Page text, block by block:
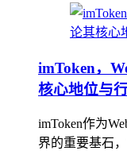
imToken，
核心地位与
imToken作为
界的重要基石